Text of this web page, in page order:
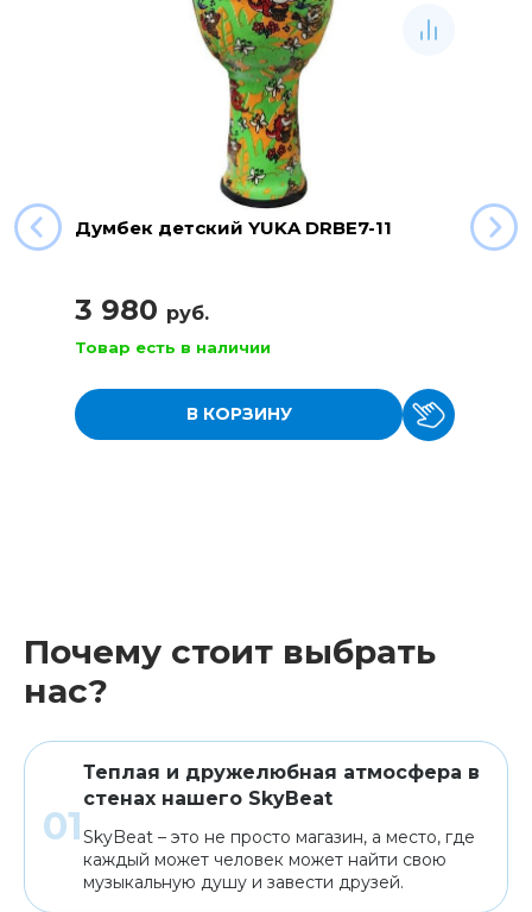
Думбек детский YUKA DRBE7-11
3 980 руб.
Товар есть в наличии
В КОРЗИНУ
Почему стоит выбрать
нас?
Теплая и дружелюбная атмосфера в
стенах нашего SkyBeat
SkyBeat – это не просто магазин, а место, где
каждый может человек может найти свою
музыкальную душу и завести друзей.